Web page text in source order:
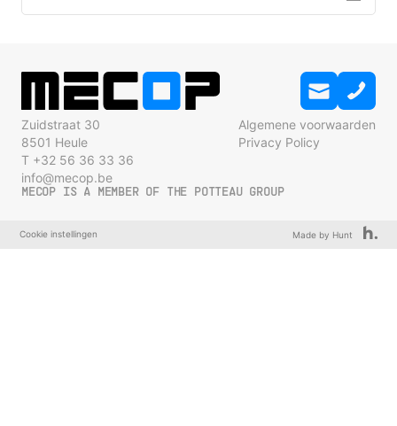
Zuidstraat 30
8501 Heule
T +32 56 36 33 36
info@mecop.be
Algemene voorwaarden
Privacy Policy
MECOP IS A MEMBER OF THE POTTEAU GROUP
Cookie instellingen Made by Hunt